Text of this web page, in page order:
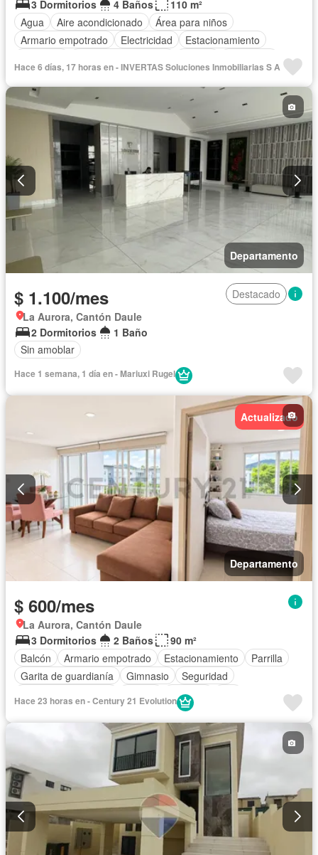
3 Dormitorios 4 Baños
110 m²
Agua
Aire acondicionado
Área para niños
Armario empotrado
Electricidad
Estacionamiento
Sin amoblar
Hace 6 días, 17 horas en - INVERTAS Soluciones Inmobiliarias S A
Departamento
$ 1.100/mes
Destacado
La Aurora, Cantón Daule
2 Dormitorios
1 Baño
Sin amoblar
Hace 1 semana, 1 día en - Mariuxi Rugel
Actualizado
Departamento
$ 600/mes
La Aurora, Cantón Daule
3 Dormitorios
2 Baños
90 m²
Balcón
Armario empotrado Estacionamiento
Parrilla
Garita de guardianía
Gimnasio
Seguridad
Cisterna
Hace 23 horas en - Century 21 Evolution